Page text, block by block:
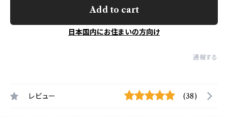
Add to cart
日本国内にお住まいの方向け
通報する
レビュー (38)